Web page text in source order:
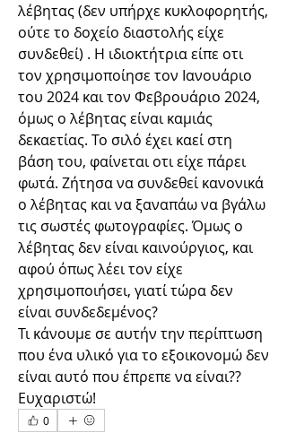
λέβητας (δεν υπήρχε κυκλοφορητής,
ούτε το δοχείο διαστολής είχε
συνδεθεί) . Η ιδιοκτήτρια είπε οτι
τον χρησιμοποίησε τον Ιανουάριο
του 2024 και τον Φεβρουάριο 2024,
όμως ο λέβητας είναι καμιάς
δεκαετίας. Το σιλό έχει καεί στη
βάση του, φαίνεται οτι είχε πάρει
φωτά. Ζήτησα να συνδεθεί κανονικά
ο λέβητας και να ξαναπάω να βγάλω
τις σωστές φωτογραφίες. Όμως ο
λέβητας δεν είναι καινούργιος, και
αφού όπως λέει τον είχε
χρησιμοποιήσει, γιατί τώρα δεν
είναι συνδεδεμένος?
Τι κάνουμε σε αυτήν την περίπτωση
που ένα υλικό για το εξοικονομώ δεν
είναι αυτό που έπρεπε να είναι??
Ευχαριστώ!
0